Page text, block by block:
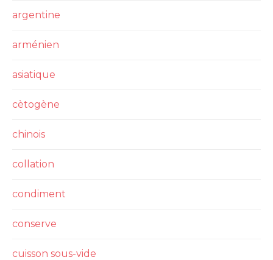
argentine
arménien
asiatique
cètogène
chinois
collation
condiment
conserve
cuisson sous-vide